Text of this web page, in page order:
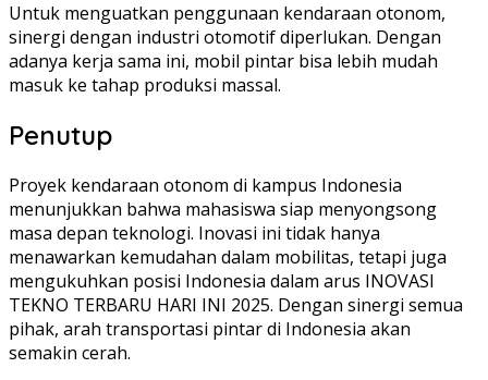
Untuk menguatkan penggunaan kendaraan otonom,
sinergi dengan industri otomotif diperlukan. Dengan
adanya kerja sama ini, mobil pintar bisa lebih mudah
masuk ke tahap produksi massal.
Penutup
Proyek kendaraan otonom di kampus Indonesia
menunjukkan bahwa mahasiswa siap menyongsong
masa depan teknologi. Inovasi ini tidak hanya
menawarkan kemudahan dalam mobilitas, tetapi juga
mengukuhkan posisi Indonesia dalam arus INOVASI
TEKNO TERBARU HARI INI 2025. Dengan sinergi semua
pihak, arah transportasi pintar di Indonesia akan
semakin cerah.